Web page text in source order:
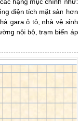
diện tích mặt sàn hơn
gara ô tô, nhà vệ sinh
nội bộ, trạm biến áp